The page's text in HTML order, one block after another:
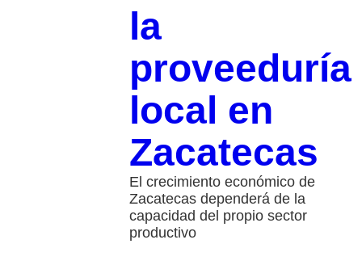
la
proveeduría
local en
Zacatecas
El crecimiento económico de
Zacatecas dependerá de la
capacidad del propio sector
productivo